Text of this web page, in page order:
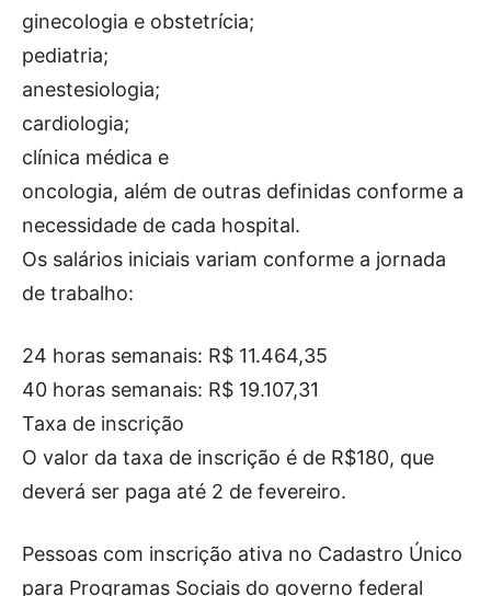
ginecologia e obstetrícia;
pediatria;
anestesiologia;
cardiologia;
clínica médica e
oncologia, além de outras definidas conforme a
necessidade de cada hospital.
Os salários iniciais variam conforme a jornada
de trabalho:
24 horas semanais: R$ 11.464,35
40 horas semanais: R$ 19.107,31
Taxa de inscrição
O valor da taxa de inscrição é de R$180, que
deverá ser paga até 2 de fevereiro.
Pessoas com inscrição ativa no Cadastro Único
para Programas Sociais do governo federal